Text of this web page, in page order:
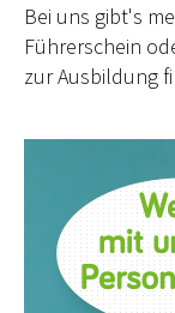
Bei uns gibt's
Führerschein
zur Ausbildung